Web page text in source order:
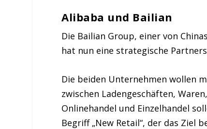
Alibaba und Bailian
Die Bailian Group, einer von
hat nun eine strategische
Die beiden Unternehmen wollen
zwischen Ladengeschäften,
Onlinehandel und Einzelhandel
Begriff „New Retail“, der das Ziel